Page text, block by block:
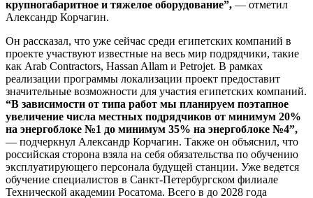
крупногабаритное и тяжелое оборудование”, — отметил
Александр Корчагин.
Он рассказал, что уже сейчас среди египетских компаний в
проекте участвуют известные на весь мир подрядчики, такие
как Arab Contractors, Hassan Allam и Petrojet. В рамках
реализации программы локализации проект предоставит
значительные возможности для участия египетских компаний.
“В зависимости от типа работ мы планируем поэтапное
увеличение числа местных подрядчиков от минимум 20%
на энергоблоке №1 до минимум 35% на энергоблоке №4”,
— подчеркнул Александр Корчагин. Также он объяснил, что
российская сторона взяла на себя обязательства по обучению
эксплуатирующего персонала будущей станции. Уже ведется
обучение специалистов в Санкт-Петербургском филиале
Технической академии Росатома. Всего в до 2028 года